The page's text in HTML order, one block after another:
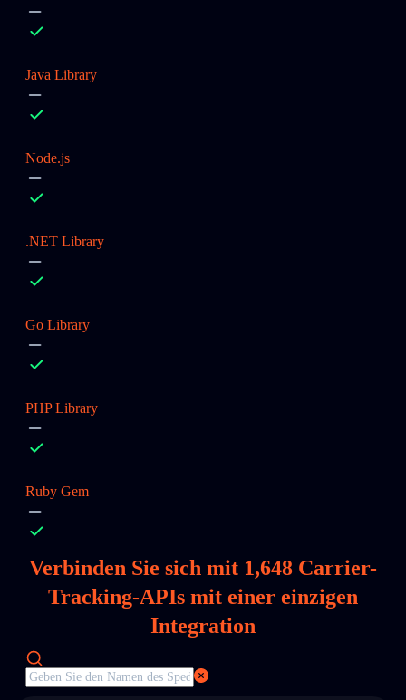
Java Library
Node.js
.NET Library
Go Library
PHP Library
Ruby Gem
Verbinden Sie sich mit 1,648 Carrier-
Tracking-APIs mit einer einzigen
Integration